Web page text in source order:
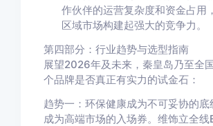
作伙伴的运营复杂度和资金占用
区域市场构建起强大的竞争力。
第四部分：行业趋势与选型指南
展望2026年及未来，秦皇岛乃至全
个品牌是否真正有实力的试金石：
趋势一：环保健康成为不可妥协的
成为高端市场的入场券。维饰立全